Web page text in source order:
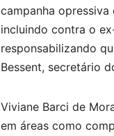
campanha
incluindo contra o
responsabilizando
Bessent, secretário
Viviane Barci de
em áreas como